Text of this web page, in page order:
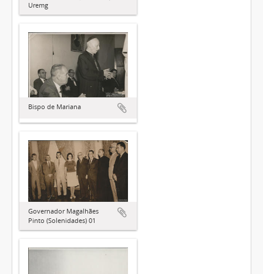
Uremg
Bispo de Mariana
Governador Magalhães
Pinto (Solenidades) 01